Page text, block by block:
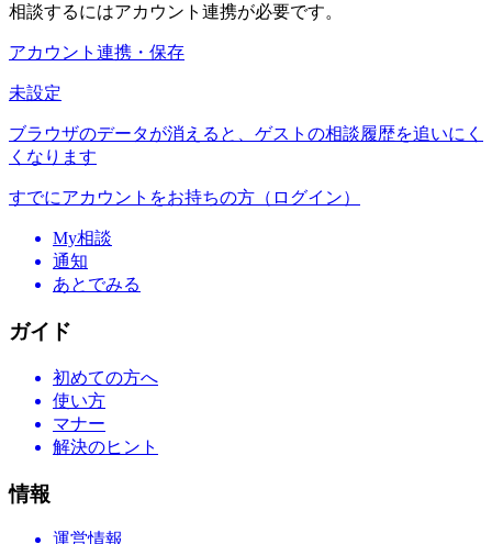
相談するにはアカウント連携が必要です。
アカウント連携・保存
未設定
ブラウザのデータが消えると、ゲストの相談履歴を追いにく
くなります
すでにアカウントをお持ちの方（ログイン）
My相談
通知
あとでみる
ガイド
初めての方へ
使い方
マナー
解決のヒント
情報
運営情報